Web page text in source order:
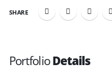
SHARE
PortfolioDetails